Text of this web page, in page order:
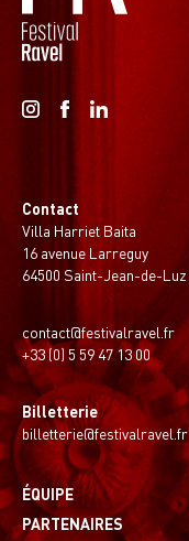
Contact
Villa Harriet Baita
16 avenue Larreguy
64500 Saint-Jean-de-Luz
contact@festivalravel.fr
+33 (0) 5 59 47 13 00
Billetterie
billetterie@festivalravel.fr
ÉQUIPE
PARTENAIRES